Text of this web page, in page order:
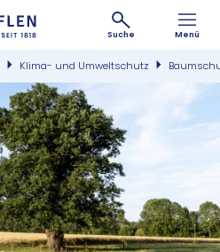
Suche Menü
Klima- und Umweltschutz